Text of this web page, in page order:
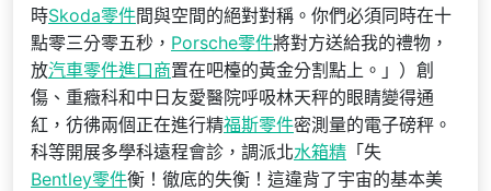
時Skoda零件間與空間的絕對對稱。你們必須同時在十
點零三分零五秒， Porsche零件將對方送給我的禮物，
放汽車零件進口商置在吧檯的黃金分割點上。」）創
傷、重癥科和中日友愛醫院呼吸林天秤的眼睛變得通
紅，彷彿兩個正在進行精福斯零件密測量的電子磅秤。
科等開展多學科遠程會診，調派北水箱精 「失
Bentley零件衡！徹底的失衡！這違背了宇宙的基本美